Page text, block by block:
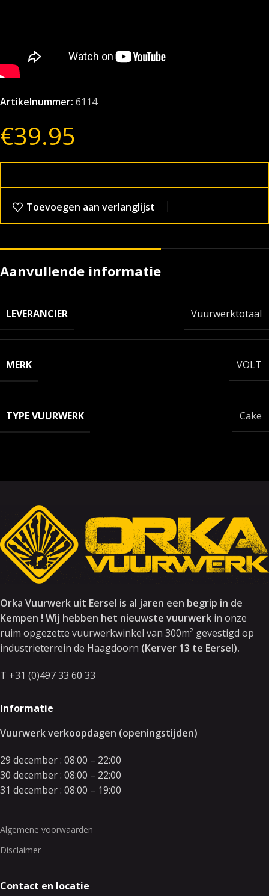
Artikelnummer: 6114
€39.95
Toevoegen aan verlanglijst
Aanvullende informatie
LEVERANCIER Vuurwerktotaal
MERK VOLT
TYPE VUURWERK Cake
Orka Vuurwerk uit Eersel is al jaren een begrip in de
Kempen ! Wij hebben het nieuwste vuurwerk in onze
ruim opgezette vuurwerkwinkel van 300m² gevestigd op
industrieterrein de Haagdoorn (Kerver 13 te Eersel).
T +31 (0)497 33 60 33
Informatie
Vuurwerk verkoopdagen (openingstijden)
29 december : 08:00 – 22:00
30 december : 08:00 – 22:00
31 december : 08:00 – 19:00
Algemene voorwaarden
Disclaimer
Contact en locatie